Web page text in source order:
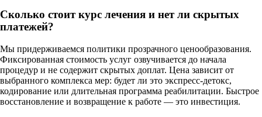
Сколько стоит курс лечения и нет ли скрытых
платежей?
Мы придерживаемся политики прозрачного ценообразования.
Фиксированная стоимость услуг озвучивается до начала
процедур и не содержит скрытых доплат. Цена зависит от
выбранного комплекса мер: будет ли это экспресс-детокс,
кодирование или длительная программа реабилитации. Быстрое
восстановление и возвращение к работе — это инвестиция.